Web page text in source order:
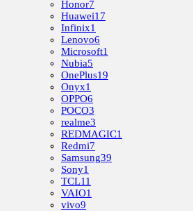
Honor7
Huawei17
Infinix1
Lenovo6
Microsoft1
Nubia5
OnePlus19
Onyx1
OPPO6
POCO3
realme3
REDMAGIC1
Redmi7
Samsung39
Sony1
TCL11
VAIO1
vivo9